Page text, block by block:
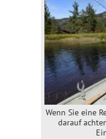
Wenn Sie eine
darauf